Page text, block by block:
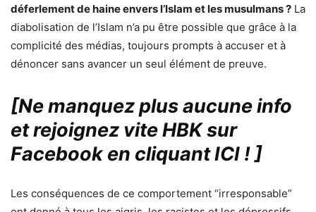
déferlement de haine envers l’Islam et les musulmans ? La
diabolisation de l’Islam n’a pu être possible que grâce à la
complicité des médias, toujours prompts à accuser et à
dénoncer sans avancer un seul élément de preuve.
[Ne manquez plus aucune info
et rejoignez vite HBK sur
Facebook en cliquant ICI !]
Les conséquences de ce comportement “irresponsable”